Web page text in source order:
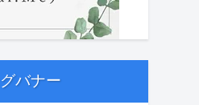
バナー